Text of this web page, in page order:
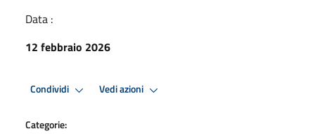
Data :
12 febbraio 2026
Condividi Vedi azioni
Categorie: